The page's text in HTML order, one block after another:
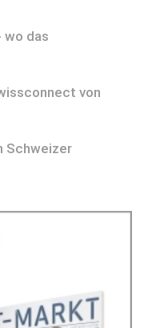
wo das
von
Schweizer